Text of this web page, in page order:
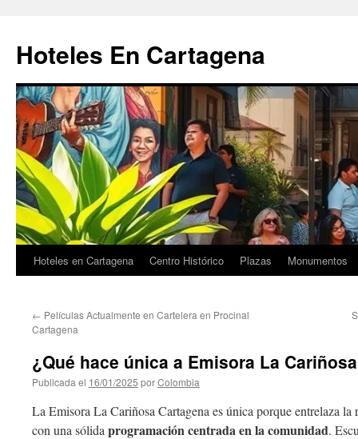
contenido
Hoteles En Cartagena
Hoteles en Cartagena Centro Histórico Plazas Monumentos
← Películas Actualmente en Cartelera en Procinal
Cartagena
¿Qué hace única a Emisora La
Publicada el 16/01/2025 porColombia
La Emisora La Cariñosa Cartagena es única porque entrelaza
con una sólida programación centrada en la comunidad.